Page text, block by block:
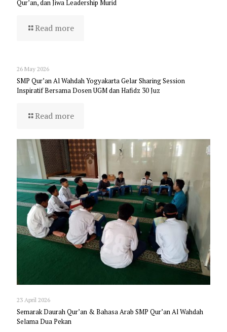
Qur’an, dan Jiwa Leadership Murid
Read more
26 May 2026
SMP Qur’an Al Wahdah Yogyakarta Gelar Sharing Session
Inspiratif Bersama Dosen UGM dan Hafidz 30 Juz
Read more
23 April 2026
Semarak Daurah Qur’an & Bahasa Arab SMP Qur’an Al Wahdah
Selama Dua Pekan